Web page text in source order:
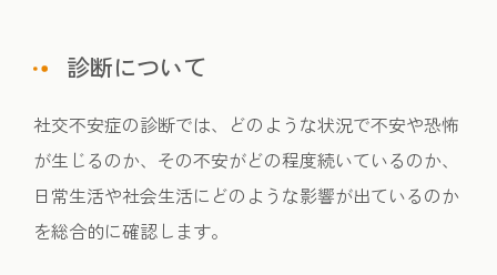
診断について
社交不安症の診断では、どのような状況で不安や恐怖
が生じるのか、その不安がどの程度続いているのか、
日常生活や社会生活にどのような影響が出ているのか
を総合的に確認します。